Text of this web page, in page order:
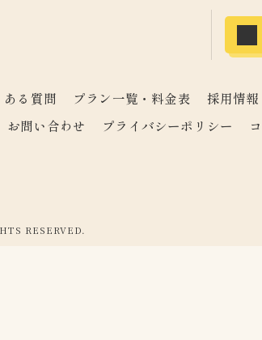
ある質問 プラン一覧・料金表 採用情報
お問い合わせ
プライバシーポリシー
RESERVED.